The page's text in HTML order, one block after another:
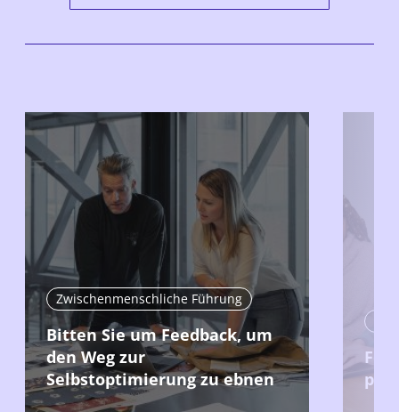
Zwischenmenschliche Führung
Bitten Sie um Feedback, um
den Weg zur
Selbstoptimierung zu ebnen